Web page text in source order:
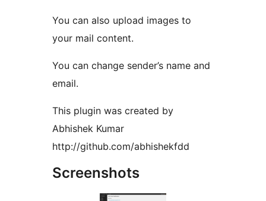
You can also upload images to
your mail content.
You can change sender’s name and
email.
This plugin was created by
Abhishek Kumar
http://github.com/abhishekfdd
Screenshots